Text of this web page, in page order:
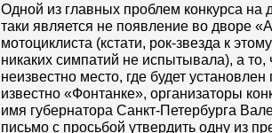
Одной из главных проблем конкурса на
таки является не появление во дворе
мотоциклиста (кстати, рок-звезда к
никаких симпатий не испытывала), а то,
неизвестно место, где будет
известно «Фонтанке», организаторы
имя губернатора Санкт-Петербурга
письмо с просьбой утвердить одну из